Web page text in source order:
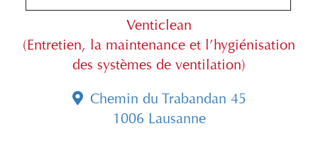
Venticlean
(Entretien, la maintenance et l’hygiénisation
des systèmes de ventilation)
Chemin du Trabandan 45
1006 Lausanne